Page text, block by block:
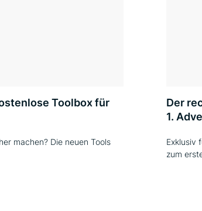
Toolbox für
machen? Die neuen Tools
Der
1.
Exklusiv
zum